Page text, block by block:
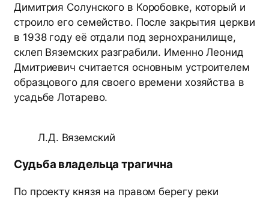
Димитрия Солунского в Коробовке, который и
строило его семейство. После закрытия церкви
в 1938 году её отдали под зернохранилище,
склеп Вяземских разграбили. Именно Леонид
Дмитриевич считается основным устроителем
образцового для своего времени хозяйства в
усадьбе Лотарево.
Л.Д. Вяземский
Судьба владельца трагична
По проекту князя на правом берегу реки